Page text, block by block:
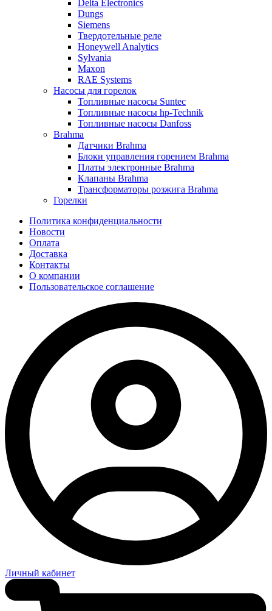
Delta Electronics
Dungs
Siemens
Твердотельные реле
Honeywell Analytics
Sylvania
Maxon
RAE Systems
Насосы для горелок
Топливные насосы Suntec
Топливные насосы hp-Technik
Топливные насосы Danfoss
Brahma
Датчики Brahma
Блоки управления горением Brahma
Платы электронные Brahma
Клапаны Brahma
Трансформаторы розжига Brahma
Горелки
Политика конфиденциальности
Новости
Оплата
Доставка
Контакты
О компании
Пользовательское соглашение
Личный кабинет